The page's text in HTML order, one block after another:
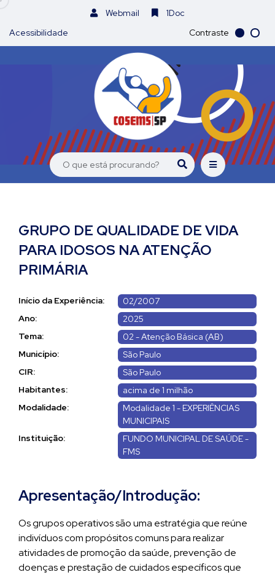
Webmail
1Doc
Acessibilidade
Contraste
GRUPO DE QUALIDADE DE VIDA
PARA IDOSOS NA ATENÇÃO
PRIMÁRIA
Início da Experiência:
02/2007
Ano:
2025
Tema:
02 - Atenção Básica (AB)
Município:
São Paulo
CIR:
São Paulo
Habitantes:
acima de 1 milhão
Modalidade:
Modalidade 1 - EXPERIÊNCIAS
MUNICIPAIS
Instituição:
FUNDO MUNICIPAL DE SAÚDE -
FMS
Apresentação/Introdução:
Os grupos operativos são uma estratégia que reúne
indivíduos com propósitos comuns para realizar
atividades de promoção da saúde, prevenção de
doenças e prestação de cuidados específicos que